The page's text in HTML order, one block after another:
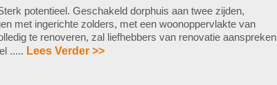
potentieel. Geschakeld dorphuis aan twee zijden,
met ingerichte zolders, met een woonoppervlakte van
te renoveren, zal liefhebbers van renovatie aanspreken
..... Lees Verder >>